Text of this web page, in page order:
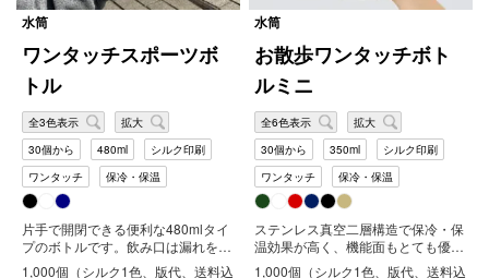
水筒
ワンタッチスポーツボ
トル
全3色表示
拡大
30個から
480ml
シルク印刷
ワンタッチ
保冷・保温
片手で開閉できる便利な480mlタイ
プのボトルです。飲み口は漏れを防
ぐ為、小さめな作りで直接飲める
1,000個（シルク1色、版代、送料込
水筒
お散歩ワンタッチボト
ルミニ
全6色表示
拡大
30個から
350ml
シルク印刷
ワンタッチ
保冷・保温
ステンレス真空二層構造で保冷・保
温効果が高く、機能面もとても優秀
なワンタッチボトルです。特徴的な
1,000個（シルク1色、版代、送料込